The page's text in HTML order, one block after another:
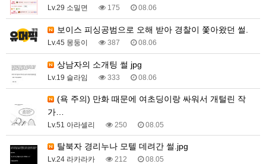
Lv.29 소밀면 175 08.06
보이스 피싱공범으로 오해 받아 경찰이 쫓아왔던 썰.
Lv.45 몽둥이 387 08.06
상남자의 소개팅 썰 jpg
Lv.19 슬라임 333 08.06
가…
Lv.51 아라셀리 250 08.05
탈북자 경리누나 모텔 데려간 썰.jpg
Lv.24 라카라카 212 08.05